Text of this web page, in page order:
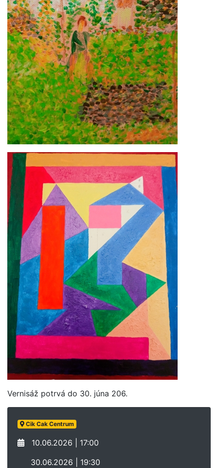
Vernisáž potrvá do 30. júna 206.
Cik Cak Centrum
10.06.2026 | 17:00
30.06.2026 | 19:30